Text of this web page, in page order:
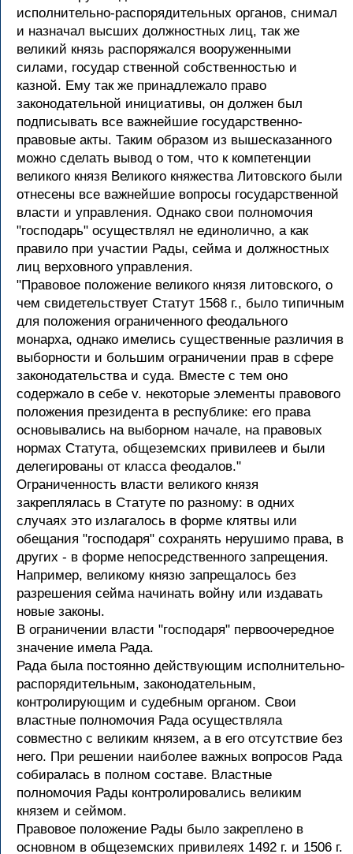
исполнительно-распорядительных органов, снимал
и назначал высших должностных лиц, так же
великий князь распоряжался вооруженными
силами, государ ственной собственностью и
казной. Ему так же принадлежало право
законодательной инициативы, он должен был
подписывать все важнейшие государственно-
правовые акты. Таким образом из вышесказанного
можно сделать вывод о том, что к компетенции
великого князя Великого княжества Литовского были
отнесены все важнейшие вопросы государственной
власти и управления. Однако свои полномочия
"господарь" осуществлял не единолично, а как
правило при участии Рады, сейма и должностных
лиц верховного управления.
"Правовое положение великого князя литовского, о
чем свидетельствует Статут 1568 г., было типичным
для положения ограниченного феодального
монарха, однако имелись существенные различия в
выборности и большим ограничении прав в сфере
законодательства и суда. Вместе с тем оно
содержало в себе v. некоторые элементы правового
положения президента в республике: его права
основывались на выборном начале, на правовых
нормах Статута, общеземских привилеев и были
делегированы от класса феодалов."
Ограниченность власти великого князя
закреплялась в Статуте по разному: в одних
случаях это излагалось в форме клятвы или
обещания "господаря" сохранять нерушимо права, в
других - в форме непосредственного запрещения.
Например, великому князю запрещалось без
разрешения сейма начинать войну или издавать
новые законы.
В ограничении власти "господаря" первоочередное
значение имела Рада.
Рада была постоянно действующим исполнительно-
распорядительным, законодательным,
контролирующим и судебным органом. Свои
властные полномочия Рада осуществляла
совместно с великим князем, а в его отсутствие без
него. При решении наиболее важных вопросов Рада
собиралась в полном составе. Властные
полномочия Рады контролировались великим
князем и сеймом.
Правовое положение Рады было закреплено в
основном в общеземских привилеях 1492 г. и 1506 г.